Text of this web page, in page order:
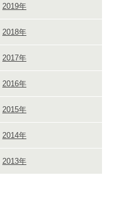
2019年
2018年
2017年
2016年
2015年
2014年
2013年